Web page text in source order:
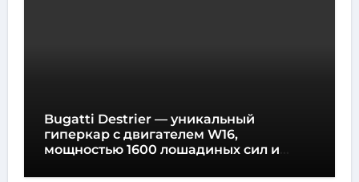
Bugatti Destrier — уникальный
гиперкар с двигателем W16,
мощностью 1600 лошадиных сил и